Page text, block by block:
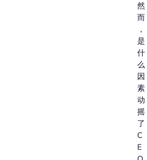
然
而
，
是
什
么
因
素
动
摇
了
C
E